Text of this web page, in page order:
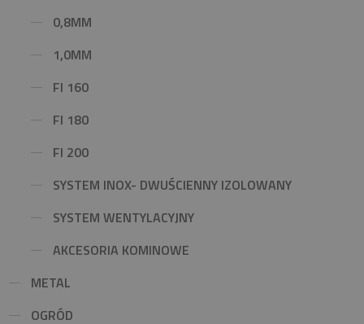
0,8MM
1,0MM
FI 160
FI 180
FI 200
SYSTEM INOX- DWUŚCIENNY IZOLOWANY
SYSTEM WENTYLACYJNY
AKCESORIA KOMINOWE
METAL
OGRÓD